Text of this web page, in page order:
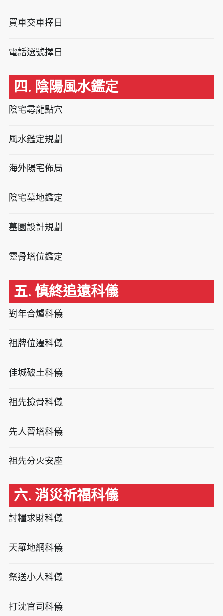
買車交車擇日
電話選號擇日
四. 陰陽風水鑑定
陰宅尋龍點穴
風水鑑定規劃
海外陽宅佈局
陰宅墓地鑑定
墓園設計規劃
靈骨塔位鑑定
五. 慎終追遠科儀
對年合爐科儀
祖牌位遷科儀
佳城破土科儀
祖先撿骨科儀
先人晉塔科儀
祖先分火安座
六. 消災祈福科儀
討糧求財科儀
天羅地網科儀
祭送小人科儀
打沈官司科儀